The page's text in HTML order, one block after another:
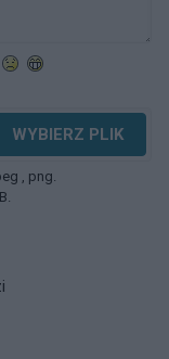
WYBIERZ PLIK
, png.